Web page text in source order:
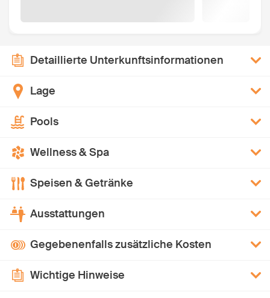
Detaillierte Unterkunftsinformationen
Lage
Pools
Wellness & Spa
Speisen & Getränke
Ausstattungen
Gegebenenfalls zusätzliche Kosten
Wichtige Hinweise